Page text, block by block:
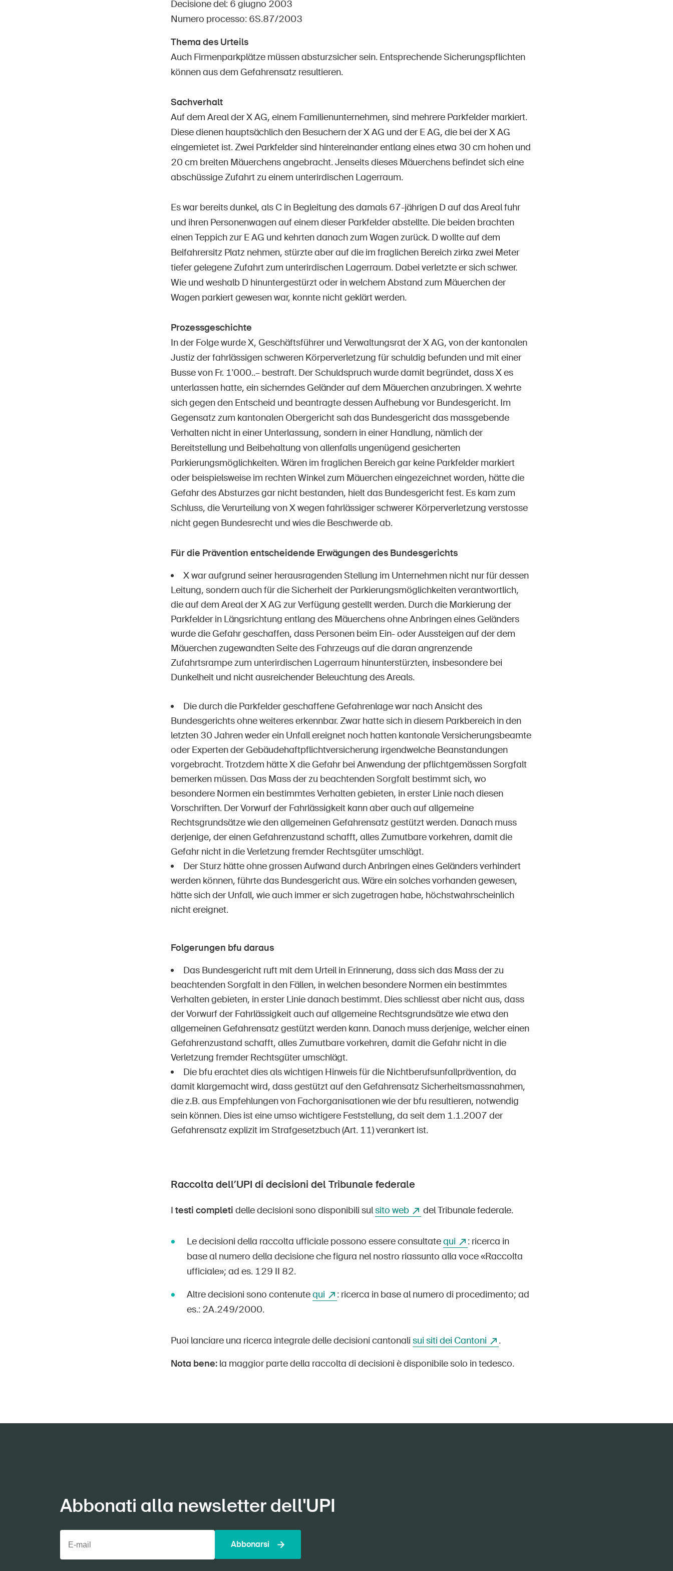
Home
Decisione del: 6 giugno 2003
Numero processo: 6S.87/2003
Thema des Urteils
Auch Firmenparkplätze müssen absturzsicher sein. Entsprechende Sicherungspflichten
können aus dem Gefahrensatz resultieren.
Sachverhalt
Auf dem Areal der X AG, einem Familienunternehmen, sind mehrere Parkfelder markiert.
Diese dienen hauptsächlich den Besuchern der X AG und der E AG, die bei der X AG
eingemietet ist. Zwei Parkfelder sind hintereinander entlang eines etwa 30 cm hohen und
20 cm breiten Mäuerchens angebracht. Jenseits dieses Mäuerchens befindet sich eine
abschüssige Zufahrt zu einem unterirdischen Lagerraum.
Es war bereits dunkel, als C in Begleitung des damals 67-jährigen D auf das Areal fuhr
und ihren Personenwagen auf einem dieser Parkfelder abstellte. Die beiden brachten
einen Teppich zur E AG und kehrten danach zum Wagen zurück. D wollte auf dem
Beifahrersitz Platz nehmen, stürzte aber auf die im fraglichen Bereich zirka zwei Meter
tiefer gelegene Zufahrt zum unterirdischen Lagerraum. Dabei verletzte er sich schwer.
Wie und weshalb D hinuntergestürzt oder in welchem Abstand zum Mäuerchen der
Wagen parkiert gewesen war, konnte nicht geklärt werden.
Prozessgeschichte
In der Folge wurde X, Geschäftsführer und Verwaltungsrat der X AG, von der kantonalen
Justiz der fahrlässigen schweren Körperverletzung für schuldig befunden und mit einer
Busse von Fr. 1'000..– bestraft. Der Schuldspruch wurde damit begründet, dass X es
unterlassen hatte, ein sicherndes Geländer auf dem Mäuerchen anzubringen. X wehrte
sich gegen den Entscheid und beantragte dessen Aufhebung vor Bundesgericht. Im
Gegensatz zum kantonalen Obergericht sah das Bundesgericht das massgebende
Verhalten nicht in einer Unterlassung, sondern in einer Handlung, nämlich der
Bereitstellung und Beibehaltung von allenfalls ungenügend gesicherten
Parkierungsmöglichkeiten. Wären im fraglichen Bereich gar keine Parkfelder markiert
oder beispielsweise im rechten Winkel zum Mäuerchen eingezeichnet worden, hätte die
Gefahr des Absturzes gar nicht bestanden, hielt das Bundesgericht fest. Es kam zum
Schluss, die Verurteilung von X wegen fahrlässiger schwerer Körperverletzung verstosse
nicht gegen Bundesrecht und wies die Beschwerde ab.
Für die Prävention entscheidende Erwägungen des Bundesgerichts
X war aufgrund seiner herausragenden Stellung im Unternehmen nicht nur für dessen
Leitung, sondern auch für die Sicherheit der Parkierungsmöglichkeiten verantwortlich,
die auf dem Areal der X AG zur Verfügung gestellt werden. Durch die Markierung der
Parkfelder in Längsrichtung entlang des Mäuerchens ohne Anbringen eines Geländers
wurde die Gefahr geschaffen, dass Personen beim Ein- oder Aussteigen auf der dem
Mäuerchen zugewandten Seite des Fahrzeugs auf die daran angrenzende
Zufahrtsrampe zum unterirdischen Lagerraum hinunterstürzten, insbesondere bei
Dunkelheit und nicht ausreichender Beleuchtung des Areals.
Die durch die Parkfelder geschaffene Gefahrenlage war nach Ansicht des
Bundesgerichts ohne weiteres erkennbar. Zwar hatte sich in diesem Parkbereich in den
letzten 30 Jahren weder ein Unfall ereignet noch hatten kantonale Versicherungsbeamte
oder Experten der Gebäudehaftpflichtversicherung irgendwelche Beanstandungen
vorgebracht. Trotzdem hätte X die Gefahr bei Anwendung der pflichtgemässen Sorgfalt
bemerken müssen. Das Mass der zu beachtenden Sorgfalt bestimmt sich, wo
besondere Normen ein bestimmtes Verhalten gebieten, in erster Linie nach diesen
Vorschriften. Der Vorwurf der Fahrlässigkeit kann aber auch auf allgemeine
Rechtsgrundsätze wie den allgemeinen Gefahrensatz gestützt werden. Danach muss
derjenige, der einen Gefahrenzustand schafft, alles Zumutbare vorkehren, damit die
Gefahr nicht in die Verletzung fremder Rechtsgüter umschlägt.
Der Sturz hätte ohne grossen Aufwand durch Anbringen eines Geländers verhindert
werden können, führte das Bundesgericht aus. Wäre ein solches vorhanden gewesen,
hätte sich der Unfall, wie auch immer er sich zugetragen habe, höchstwahrscheinlich
nicht ereignet.
Folgerungen bfu daraus
Das Bundesgericht ruft mit dem Urteil in Erinnerung, dass sich das Mass der zu
beachtenden Sorgfalt in den Fällen, in welchen besondere Normen ein bestimmtes
Verhalten gebieten, in erster Linie danach bestimmt. Dies schliesst aber nicht aus, dass
der Vorwurf der Fahrlässigkeit auch auf allgemeine Rechtsgrundsätze wie etwa den
allgemeinen Gefahrensatz gestützt werden kann. Danach muss derjenige, welcher einen
Gefahrenzustand schafft, alles Zumutbare vorkehren, damit die Gefahr nicht in die
Verletzung fremder Rechtsgüter umschlägt.
Die bfu erachtet dies als wichtigen Hinweis für die Nichtberufsunfallprävention, da
damit klargemacht wird, dass gestützt auf den Gefahrensatz Sicherheitsmassnahmen,
die z.B. aus Empfehlungen von Fachorganisationen wie der bfu resultieren, notwendig
sein können. Dies ist eine umso wichtigere Feststellung, da seit dem 1.1.2007 der
Gefahrensatz explizit im Strafgesetzbuch (Art. 11) verankert ist.
Raccolta dell’UPI di decisioni del Tribunale federale
I testi completi delle decisioni sono disponibili sulsito web del Tribunale federale.
Le decisioni della raccolta ufficiale possono essere consultatequi
: ricerca in
base al numero della decisione che figura nel nostro riassunto alla voce «Raccolta
ufficiale»; ad es. 129 II 82.
Altre decisioni sono contenutequi
: ricerca in base al numero di procedimento; ad
es.: 2A.249/2000.
Puoi lanciare una ricerca integrale delle decisioni cantonali sui siti dei Cantoni
.
Nota bene:la maggior parte della raccolta di decisioni è disponibile solo in tedesco.
Abbonati alla newsletter dell'UPI
Abbonarsi